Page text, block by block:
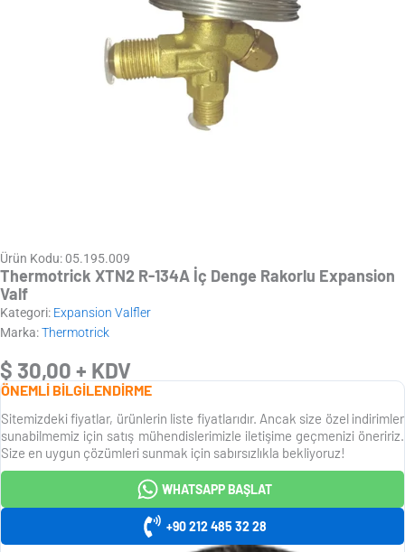
Ürün Kodu: 05.195.009
Thermotrick XTN2 R-134A İç Denge Rakorlu Expansion
Valf
Kategori: Expansion Valfler
Marka:Thermotrick
$ 30,00 + KDV
ÖNEMLİ BİLGİLENDİRME
Sitemizdeki fiyatlar, ürünlerin liste fiyatlarıdır. Ancak size özel indirimler
sunabilmemiz için satış mühendislerimizle iletişime geçmenizi öneririz.
Size en uygun çözümleri sunmak için sabırsızlıkla bekliyoruz!
WHATSAPP BAŞLAT
+90 212 485 32 28